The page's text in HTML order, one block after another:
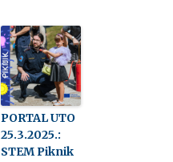
PORTAL UTO
25.3.2025.:
STEM Piknik